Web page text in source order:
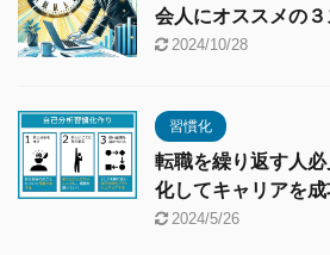
会人にオススメの
2024/10/28
習慣化
転職を繰り返す人
化してキャリアを
2024/5/26